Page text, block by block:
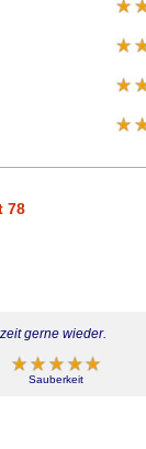
78
gerne wieder.
Sauberkeit